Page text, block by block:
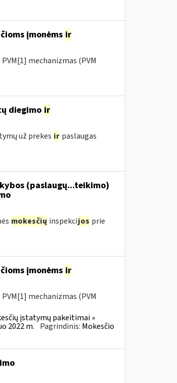
įmonėms ir
mechanizmas (PVM
diegimo ir
už prekes ir paslaugas
(paslaugų...teikimo)
mokesčių inspekcijos prie
įmonėms ir
mechanizmas (PVM
įstatymų pakeitimai »
2022 m. Pagrindinis: Mokesčio